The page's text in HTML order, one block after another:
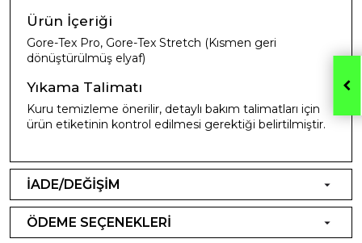
Ürün İçeriği
Gore-Tex Pro, Gore-Tex Stretch (Kısmen geri
dönüştürülmüş elyaf)
Yıkama Talimatı
Kuru temizleme önerilir, detaylı bakım talimatları için
ürün etiketinin kontrol edilmesi gerektiği belirtilmiştir.
İADE/DEĞİŞİM
ÖDEME SEÇENEKLERİ